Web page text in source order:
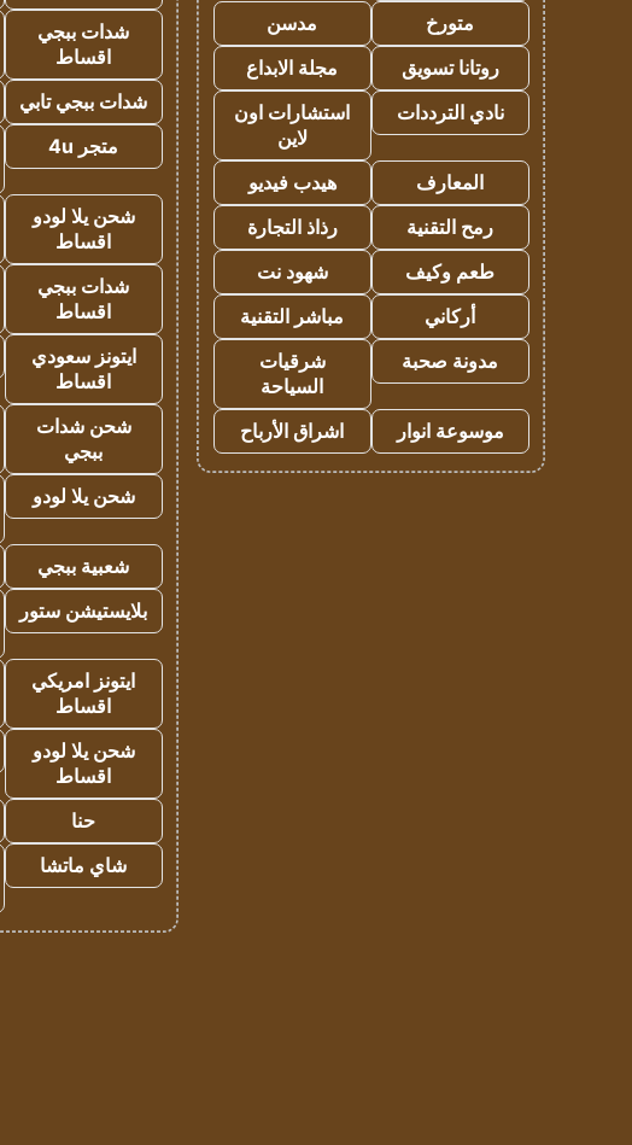
متورخ
مدسن
روتانا تسويق
مجلة الابداع
نادي الترددات
استشارات اون
لاين
المعارف
هيدب فيديو
رمح التقنية
رذاذ التجارة
طعم وكيف
شهود نت
أركاني
مباشر التقنية
مدونة صحبة
شرقيات
السياحة
موسوعة انوار
اشراق الأرباح
شدات ببجي
اقساط
شدات ببجي تابي
متجر 4u
شحن يلا لودو
اقساط
شدات ببجي
اقساط
ايتونز سعودي
اقساط
شحن شدات
ببجي
شحن يلا لودو
شعبية ببجي
بلايستيشن ستور
ايتونز امريكي
اقساط
شحن يلا لودو
اقساط
حنا
شاي ماتشا